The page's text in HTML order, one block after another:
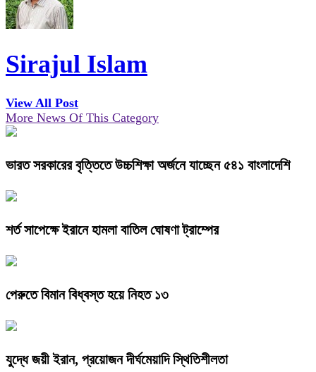
Sirajul Islam
View All Post
More News Of This Category
ভারত সরকারের বৃত্তিতে উচ্চশিক্ষা অর্জনে যাচ্ছেন ৫৪১ বাংলাদেশি
শর্ত সাপেক্ষে ইরানে হামলা বাতিল ঘোষণা ট্রাম্পের
পেরুতে বিমান বিধ্বস্ত হয়ে নিহত ১৩
যুদ্ধে জয়ী ইরান, প্রয়োজন দীর্ঘমেয়াদি স্থিতিশীলতা